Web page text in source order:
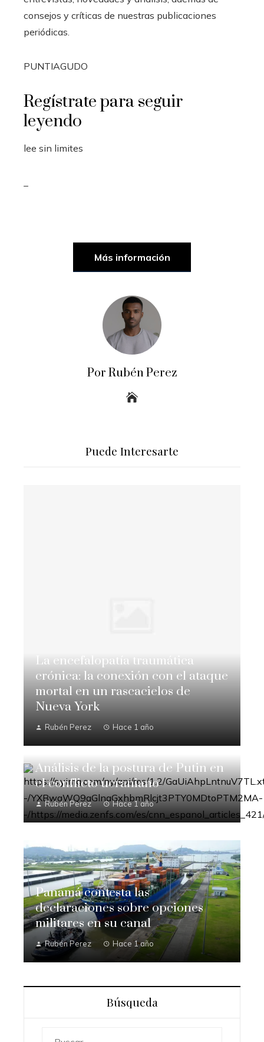
consejos y críticas de nuestras publicaciones
periódicas.
PUNTIAGUDO
Regístrate para seguir
leyendo
lee sin limites
Más información
Por Rubén Perez
Puede Interesarte
La encefalopatía traumática
crónica: la conexión con el ataque
mortal en un rascacielos de
Nueva York
Rubén Perez Hace 1 año
Análisis de la postura de Putin en
el conflicto ucraniano
Rubén Perez Hace 1 año
Panamá contesta las
declaraciones sobre opciones
militares en su canal
Rubén Perez Hace 1 año
Búsqueda